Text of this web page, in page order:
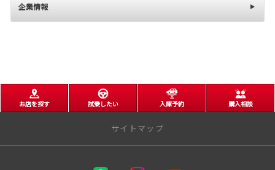
企業情報
お店を探す 試乗したい 入庫予約 購入相談
サイトマップ